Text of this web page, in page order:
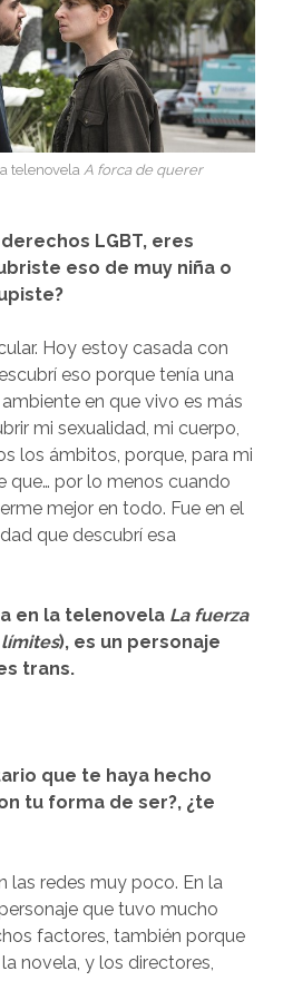
telenovela A forca de querer
LGBT, eres
eso de muy niña o
Hoy estoy casada con
eso porque tenía una
en que vivo es más
mi sexualidad, mi cuerpo,
los ámbitos, porque, para mi
que… por lo menos cuando
mejor en todo. Fue en el
que descubrí esa
en la telenovela La fuerza
), es un personaje
trans.
que te haya hecho
tu forma de ser?, ¿te
las redes muy poco. En la
que tuvo mucho
factores, también porque
novela, y los directores,